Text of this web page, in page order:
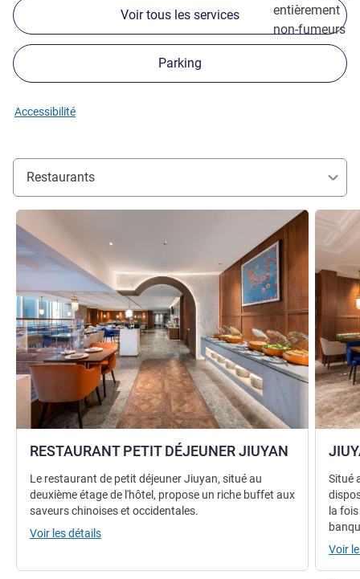
entièrement
non-fumeurs
Voir tous les services
Parking
Accessibilité
Restaurants
RESTAURANT PETIT DÉJEUNER JIUYAN
Voir les détails
Le restaurant de petit déjeuner Jiuyan, situé au
deuxième étage de l'hôtel, propose un riche buffet aux
saveurs chinoises et occidentales.
Voir les détails
Voir les
Situé
la
Voir